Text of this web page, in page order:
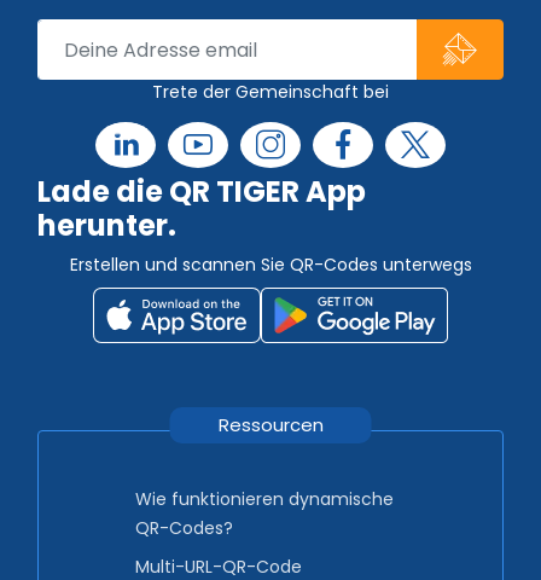
Trete der Gemeinschaft bei
Lade die QR TIGER App
herunter.
Erstellen und scannen Sie QR-Codes unterwegs
Ressourcen
Wie funktionieren dynamische
QR-Codes?
Multi-URL-QR-Code